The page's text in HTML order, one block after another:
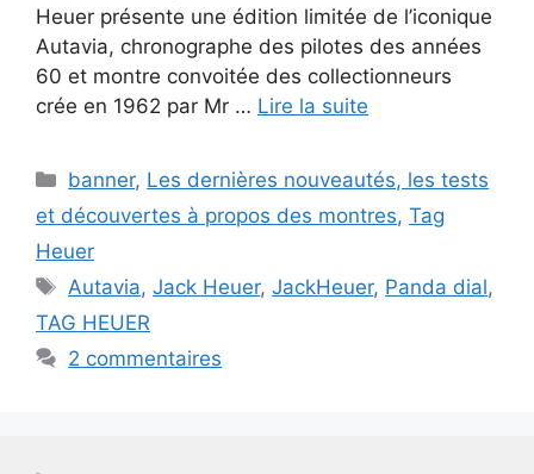
Heuer présente une édition limitée de l’iconique
Autavia, chronographe des pilotes des années
60 et montre convoitée des collectionneurs
crée en 1962 par Mr … Lire la suite
Catégories
banner, Les dernières nouveautés, les tests
et découvertes à propos des montres, Tag
Heuer
Étiquettes
Autavia,Jack Heuer,JackHeuer, Panda dial,
TAG HEUER
2 commentaires